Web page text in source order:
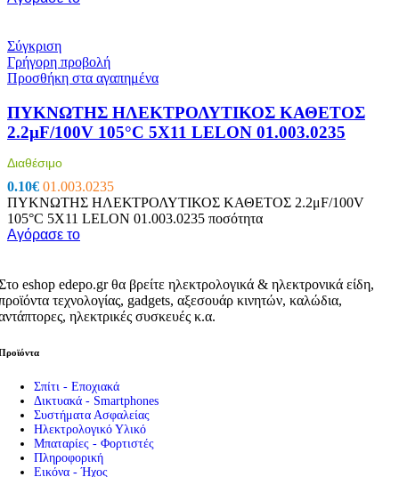
Σύγκριση
Γρήγορη προβολή
Προσθήκη στα αγαπημένα
ΠΥΚΝΩΤΗΣ ΗΛΕΚΤΡΟΛΥΤΙΚΟΣ ΚΑΘΕΤΟΣ
2.2μF/100V 105°C 5X11 LELON 01.003.0235
Διαθέσιμο
0.10€ 01.003.0235
ΠΥΚΝΩΤΗΣ ΗΛΕΚΤΡΟΛΥΤΙΚΟΣ ΚΑΘΕΤΟΣ 2.2μF/100V
105°C 5X11 LELON 01.003.0235 ποσότητα
Αγόρασε το
eshop edepo.gr θα βρείτε ηλεκτρολογικά & ηλεκτρονικά είδη,
τεχνολογίας, gadgets, αξεσουάρ κινητών, καλώδια,
ηλεκτρικές συσκευές κ.α.
Σπίτι - Εποχιακά
Δικτυακά - Smartphones
Συστήματα Ασφαλείας
Ηλεκτρολογικό Υλικό
Μπαταρίες - Φορτιστές
Πληροφορική
Εικόνα - Ήχος